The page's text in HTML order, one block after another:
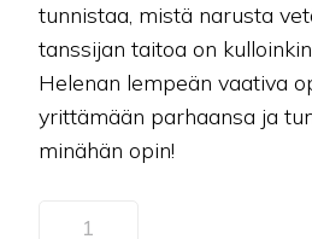
tunnistaa, mistä narusta
tanssijan taitoa on
Helenan lempeän vaativa
yrittämään parhaansa ja
minähän opin!